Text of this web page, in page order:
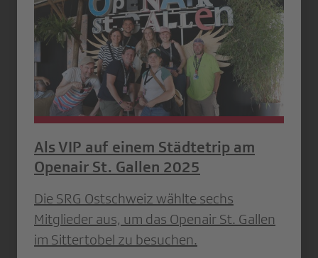
Als VIP auf einem Städtetrip am
Openair St. Gallen 2025
Die SRG Ostschweiz wählte sechs
Mitglieder aus, um das Openair St. Gallen
im Sittertobel zu besuchen.